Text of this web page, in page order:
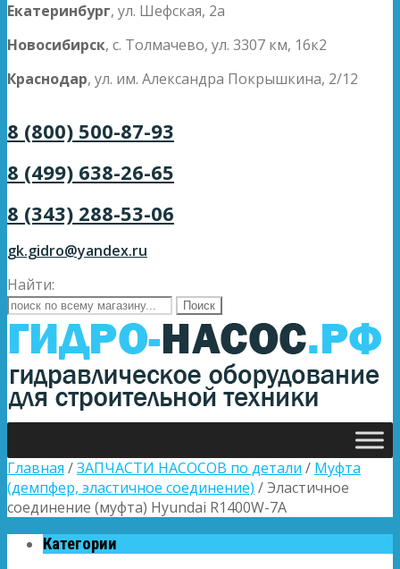
Екатеринбург, ул. Шефская, 2а
Новосибирск, с. Толмачево, ул. 3307 км, 16к2
Краснодар, ул. им. Александра Покрышкина, 2/12
8 (800) 500-87-93
8 (499) 638-26-65
8 (343) 288-53-06
gk.gidro@yandex.ru
Найти:
Главная /ЗАПЧАСТИ НАСОСОВ по детали / Муфта
(демпфер, эластичное соединение) / Эластичное
соединение (муфта) Hyundai R1400W-7A
Категории